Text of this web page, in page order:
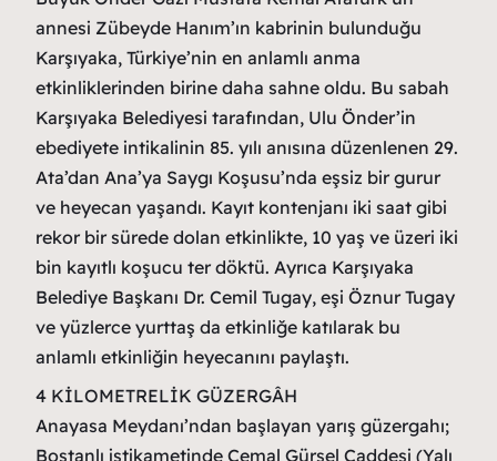
annesi Zübeyde Hanım’ın kabrinin bulunduğu
Karşıyaka, Türkiye’nin en anlamlı anma
etkinliklerinden birine daha sahne oldu. Bu sabah
Karşıyaka Belediyesi tarafından, Ulu Önder’in
ebediyete intikalinin 85. yılı anısına düzenlenen 29.
Ata’dan Ana’ya Saygı Koşusu’nda eşsiz bir gurur
ve heyecan yaşandı. Kayıt kontenjanı iki saat gibi
rekor bir sürede dolan etkinlikte, 10 yaş ve üzeri iki
bin kayıtlı koşucu ter döktü. Ayrıca Karşıyaka
Belediye Başkanı Dr. Cemil Tugay, eşi Öznur Tugay
ve yüzlerce yurttaş da etkinliğe katılarak bu
anlamlı etkinliğin heyecanını paylaştı.
4 KİLOMETRELİK GÜZERGÂH
Anayasa Meydanı’ndan başlayan yarış güzergahı;
Bostanlı istikametinde Cemal Gürsel Caddesi (Yalı